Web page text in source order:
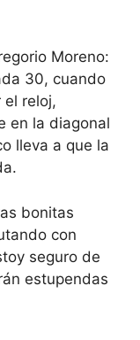
Moreno:
30, cuando
el reloj,
en la diagonal
lleva a que la
bonitas
con
seguro de
estupendas